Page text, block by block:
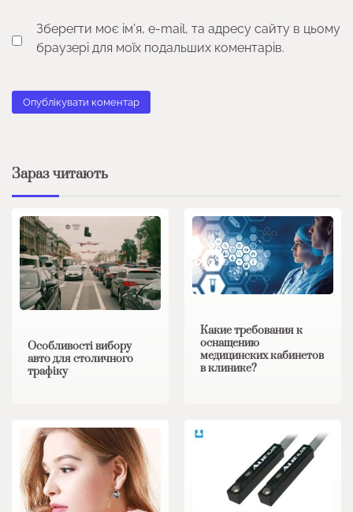
Зберегти моє ім'я, e-mail, та адресу сайту в цьому
браузері для моїх подальших коментарів.
Зараз читають
Особливості вибору
авто для столичного
трафіку
Какие требования к
оснащению
медицинских кабинетов
в клинике?